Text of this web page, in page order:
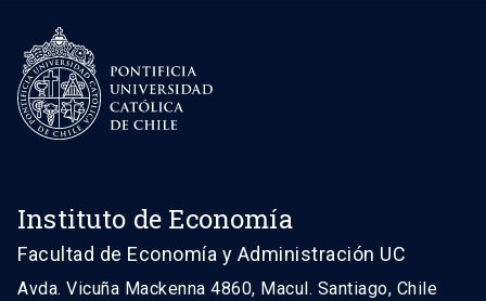
Instituto de Economía
Facultad de Economía y Administración UC
Avda. Vicuña Mackenna 4860, Macul. Santiago, Chile